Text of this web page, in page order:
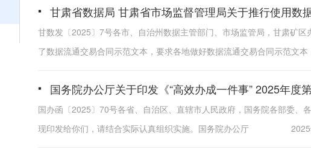
甘肃省数据局 甘肃省市场监督管理局关于推行使用数
甘数发〔2025〕7号各市、自治州数据主管部门、市场监管局，甘肃矿
了数据流通交易合同示范文本，要求各地做好数据流通交易合同示范文
国务院办公厅关于印发《“高效办成一件事” 2025年度
国办函〔2025〕70号各省、自治区、直辖市人民政府，国务院各部委、
现印发给你们，请结合实际认真组织实施。国务院办公厅